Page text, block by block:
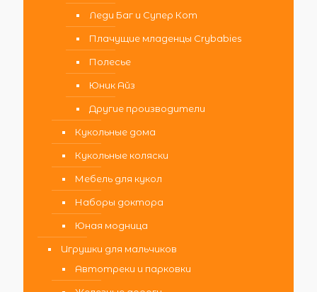
Леди Баг и Супер Кот
Плачущие младенцы Crybabies
Полесье
Юник Айз
Другие производители
Кукольные дома
Кукольные коляски
Мебель для кукол
Наборы доктора
Юная модница
Игрушки для мальчиков
Автотреки и парковки